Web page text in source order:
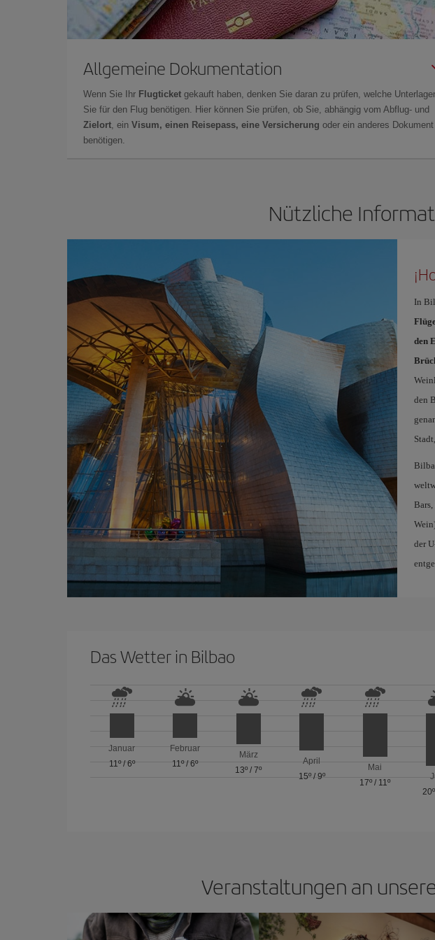
Allgemeine Dokumentation
Wenn Sie Ihr Flugticket gekauft haben, denken Sie daran zu prüfen, welche
Sie für den Flug benötigen. Hier können Sie prüfen, ob Sie, abhängig vom Abflug- und
Zielort, ein Visum, einen Reisepass, eine Versicherung oder ein anderes Dokument
benötigen.
Nützliche
In
den
den
Stadt,
der
Das Wetter in Bilbao
Januar
11º/ 6º
Februar
11º/6º
März
13º /7º
April
15º/ 9º
Mai
17º / 11º
20º
Veranstaltungen an